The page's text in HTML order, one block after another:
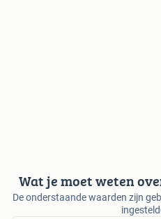
Wat je moet weten
De onderstaande waarden zijn